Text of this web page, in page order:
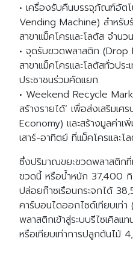
• เครื่องรับคืนบรรจุภัณฑ์อัต
Vending Machine) สำหรับ
สาขาแม็คโครและโลตัส จำนว
• จุดรับขวดพลาสติก (Drop
สาขาแม็คโครและโลตัสทั่วปร
ประชาชนร่วมคัดแยก
• Weekend Recycle
สร้างรายได้’ เพื่อส่งเสริมเ
Economy) และสร้างมูลค่าเ
เสาร์-อาทิตย์ ที่แม็คโครและโ
ซึ่งปริมาณขยะขวดพลาสติก
ขวดนี้ หรือน้ำหนัก 37,400
ปล่อยก๊าซเรือนกระจกได้
คาร์บอนไดออกไซด์เทียบเท่
พลาสติกเข้าสู่ระบบรีไซเคิลแ
หรือเทียบเท่าการปลูกต้นไม้